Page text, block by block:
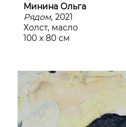
Минина Ольга
Рядом, 2021
Холст, масло
100 х 80 см